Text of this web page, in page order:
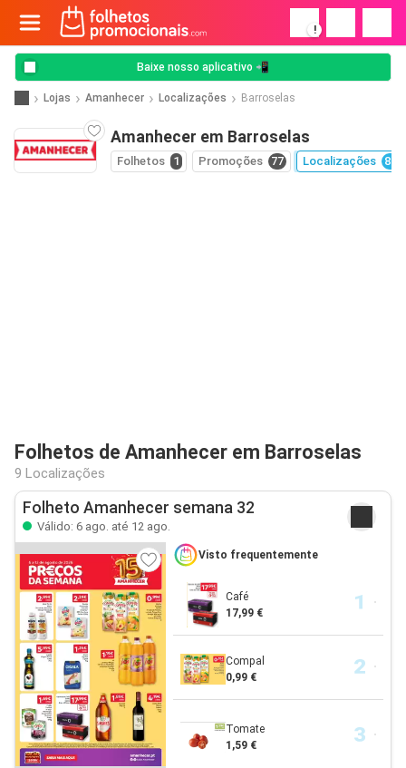
!
Baixe nosso aplicativo 📲
Lojas Amanhecer Localizações Barroselas
Amanhecer em Barroselas
Folhetos 1 Promoções 77 Localizações 84
Folhetos de Amanhecer em Barroselas
9 Localizações
Folheto Amanhecer semana 32
Válido: 6 ago. até 12 ago.
Visto frequentemente
Café
17,99 €
Compal
0,99 €
Tomate
1,59 €